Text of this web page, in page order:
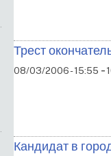
Трест
08/03/2006 - 15:55 -
Кандидат в